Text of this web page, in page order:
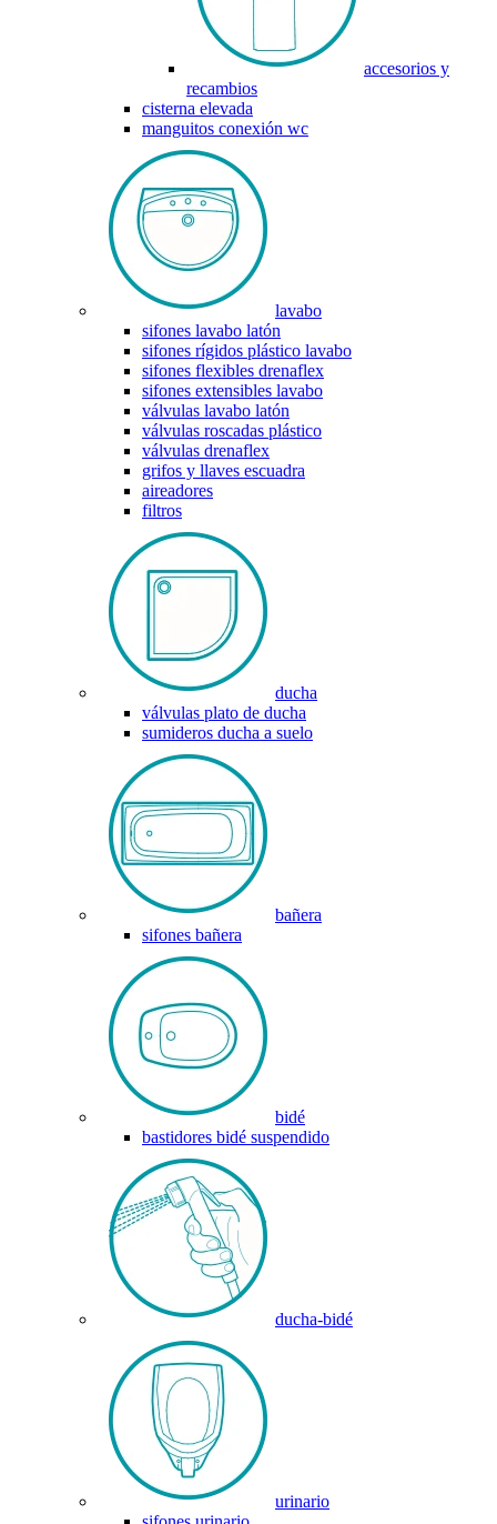
accesorios y
recambios
cisterna elevada
manguitos conexión wc
lavabo
sifones lavabo latón
sifones rígidos plástico lavabo
sifones flexibles drenaflex
sifones extensibles lavabo
válvulas lavabo latón
válvulas roscadas plástico
válvulas drenaflex
grifos y llaves escuadra
aireadores
filtros
ducha
válvulas plato de ducha
sumideros ducha a suelo
bañera
sifones bañera
bidé
bastidores bidé suspendido
ducha-bidé
urinario